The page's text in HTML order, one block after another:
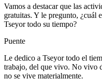
Vamos a destacar que las
gratuitas. Y le pregunto, ¿cuál
Tseyor todo su tiempo?
Puente
Le dedico a Tseyor todo el
trabajo, del que vivo. No vivo
no se vive materialmente.